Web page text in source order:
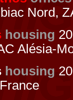
Nord,
housing
Alésia-
housing